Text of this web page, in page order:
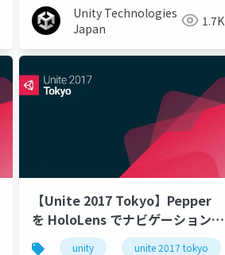
Unity Technologies
Japan
1.7K
【Unite 2017 Tokyo】Pepper
を HoloLens でナビゲーションす
る技術unity unite 2017 tokyo